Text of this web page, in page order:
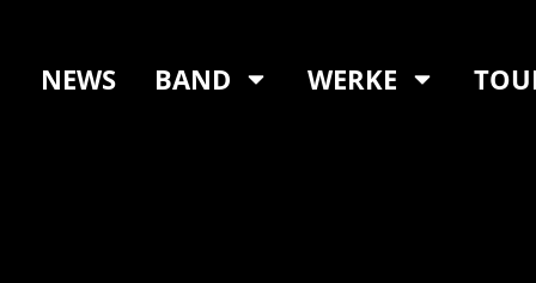
NEWS BAND WERKE